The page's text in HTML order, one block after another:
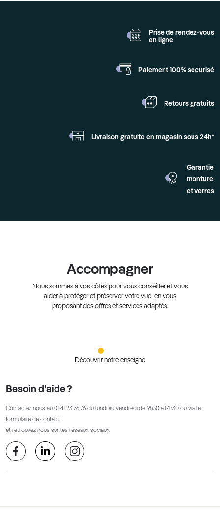
Prise de rendez-vous
en ligne
Paiement 100% sécurisé
Retours gratuits
Livraison gratuite en magasin sous 24h*
Garantie
monture
et verres
Accompagner
Nous sommes à vos côtés pour vous conseiller et vous
aider à protéger et préserver votre vue, en vous
proposant des offres et services adaptés.
Découvrir notre enseigne
Besoin d’aide ?
Contactez nous au 01 41 23 76 76 du lundi au vendredi de 9h30 à 17h30 ou via le
formulaire de contact
et retrouvez nous sur les réseaux sociaux